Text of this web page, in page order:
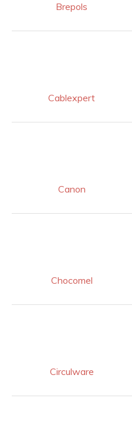
Brepols
Cablexpert
Canon
Chocomel
Circulware